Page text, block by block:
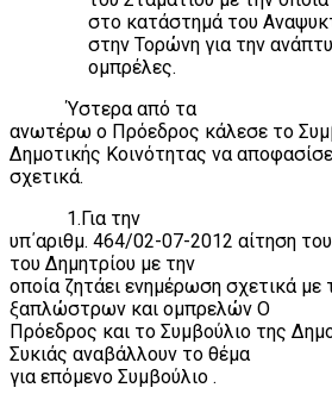
στο κατάστημά του
στην Τορώνη για την
ομπρέλες.
Ύστερα από τα
ανωτέρω ο Πρόεδρος κάλεσε το
Δημοτικής Κοινότητας να
σχετικά.
1.Για την
υπ΄αριθμ. 464/02-07-2012 αίτηση
του Δημητρίου με την
οποία ζητάει ενημέρωση σχετικά με
ξαπλώστρων και ομπρελών Ο
Πρόεδρος και το Συμβούλιο της
Συκιάς αναβάλλουν το θέμα
για επόμενο Συμβούλιο .